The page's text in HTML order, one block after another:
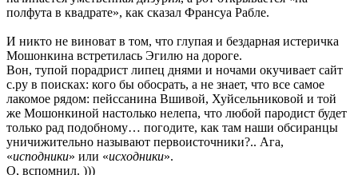
полфута в квадрате», как сказал Франсуа Рабле.
И никто не виноват в том, что глупая и бездарная истеричка
Мошонкина встретилась Эгилю на дороге.
Вон, тупой порадрист липец днями и ночами окучивает сайт
с.ру в поисках: кого бы обосрать, а не знает, что все самое
лакомое рядом: пейссанина Вшивой, Хуйсельниковой и той
же Мошонкиной настолько нелепа, что любой пародист будет
только рад подобному… погодите, как там наши обсиранцы
уничижительно называют первоисточники?.. Ага,
«исподники» или «исходники».
О, вспомнил. )))